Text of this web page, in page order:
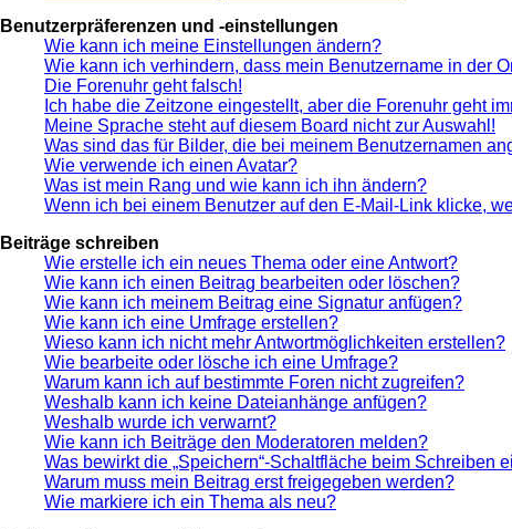
Benutzerpräferenzen und -einstellungen
Wie kann ich meine Einstellungen ändern?
Wie kann ich verhindern, dass mein Benutzername in der
Die Forenuhr geht falsch!
Ich habe die Zeitzone eingestellt, aber die Forenuhr geht
Meine Sprache steht auf diesem Board nicht zur Auswahl!
Was sind das für Bilder, die bei meinem Benutzernamen
Wie verwende ich einen Avatar?
Was ist mein Rang und wie kann ich ihn ändern?
Wenn ich bei einem Benutzer auf den E-Mail-Link klicke,
Beiträge schreiben
Wie erstelle ich ein neues Thema oder eine Antwort?
Wie kann ich einen Beitrag bearbeiten oder löschen?
Wie kann ich meinem Beitrag eine Signatur anfügen?
Wie kann ich eine Umfrage erstellen?
Wieso kann ich nicht mehr Antwortmöglichkeiten erstellen?
Wie bearbeite oder lösche ich eine Umfrage?
Warum kann ich auf bestimmte Foren nicht zugreifen?
Weshalb kann ich keine Dateianhänge anfügen?
Weshalb wurde ich verwarnt?
Wie kann ich Beiträge den Moderatoren melden?
Was bewirkt die „Speichern“-Schaltfläche beim Schreiben
Warum muss mein Beitrag erst freigegeben werden?
Wie markiere ich ein Thema als neu?